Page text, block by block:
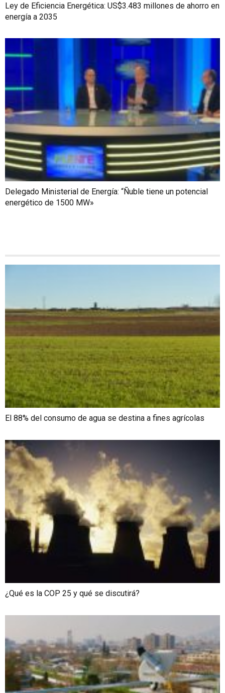
Ley de Eficiencia Energética: US$3.483 millones de ahorro en
energía a 2035
Delegado Ministerial de Energía: “Ñuble tiene un potencial
energético de 1500 MW»
El 88% del consumo de agua se destina a fines agrícolas
¿Qué es la COP 25 y qué se discutirá?